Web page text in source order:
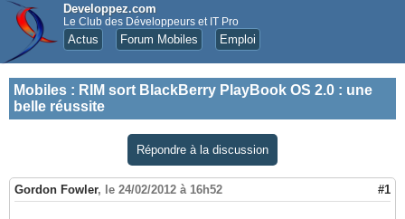
Developpez.com
Le Club des Développeurs et IT Pro
Actus Forum Mobiles Emploi
Mobiles : RIM sort BlackBerry PlayBook OS 2.0 : une
belle réussite
Répondre à la discussion
Gordon Fowler, le 24/02/2012 à 16h52 #1